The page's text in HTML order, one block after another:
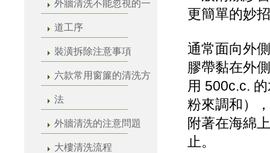
外牆清洗不能忽視的一
道工序
裝潢拆除注意事項
六款常用窗簾的清洗方
法
外牆清洗的注意問題
大樓清洗流程
更簡單的妙
通常面向外
膠帶黏在外
用 500c.c.
粉來調和）
附著在海綿
止。